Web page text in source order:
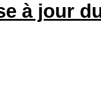
à jour